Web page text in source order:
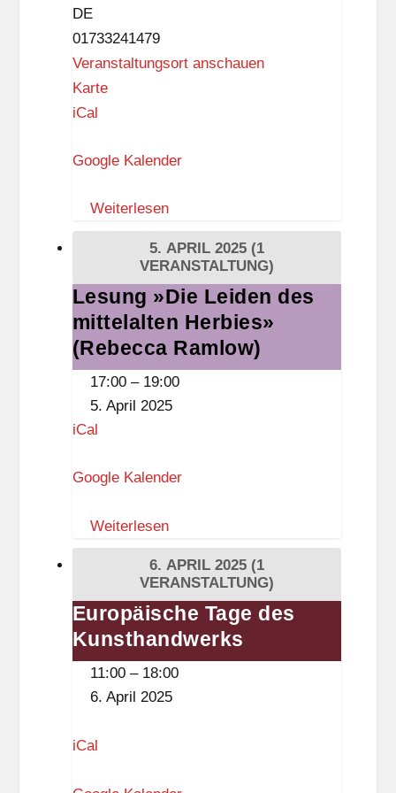
e
r
c
o
-
G
u
n
d
s
c
h
e
DE
01733241479
Veranstaltungsort anschauen
KarteF
i
i
e
z
n
t
r
u
e
c
o
r
-
G
r
iCal
Google Kalender
Weiterlesen
5. APRIL 2025 (1
VERANSTALTUNG)
Lesung
»Die
Leiden
des
Herbies»
Ramlow)
Lesung »Die Leiden des
mittelalten Herbies»
(Rebecca Ramlow)
17:00 – 19:00
5. April 2025
iCal
Google Kalender
Weiterlesen
6. APRIL 2025 (1
VERANSTALTUNG)
Europäische
Tage
des
Europäische Tage des
Kunsthandwerks
11:00 – 18:00
6. April 2025
iCal